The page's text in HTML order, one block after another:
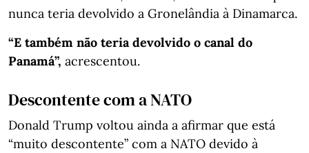
nunca teria devolvido a Gronelândia à Dinamarca.
“E também não teria devolvido o canal do
Panamá”, acrescentou.
Descontente com a NATO
Donald Trump voltou ainda a afirmar que está
“muito descontente” com a NATO devido à